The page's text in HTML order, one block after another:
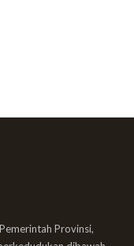
Provinsi,